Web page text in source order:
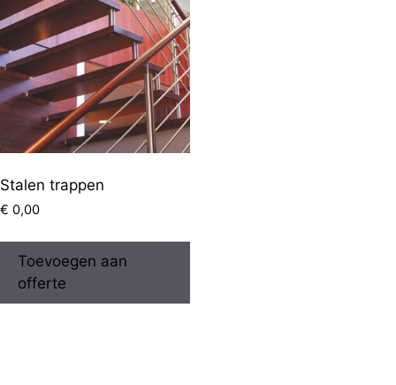
Stalen trappen
€ 0,00
Toevoegen aan
offerte